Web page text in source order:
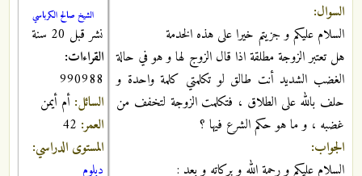
الشيخ صالح الكرباسي
نشر قبل 20 سنة
القراءات:
990988
السائل: أم أيمن
العمر: 42
المستوى الدراسي:
دبلوم
السوال:
السلام عليكم و جزيتم خيرا على هذه الخدمة
هل تعتبر الزوجة مطلقة اذا قال الزوج لها و هو في حالة
الغضب الشديد أنت طالق لو تكلمتي كلمة واحدة و
حلف بالله على الطلاق ، فتكلمت الزوجة لتخفف من
غضبه ، و ما هو حكم الشرع فيها ؟
الجواب:
السلام عليكم و رحمة الله و بركاته و بعد :